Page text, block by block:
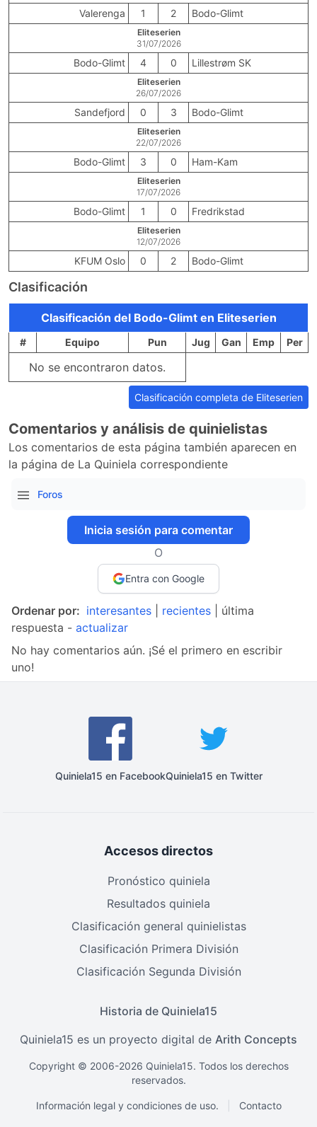
Valerenga 1 2 Bodo-Glimt
Eliteserien
31/07/2026
Bodo-Glimt 4 0 Lillestrøm SK
Eliteserien
26/07/2026
Sandefjord 0 3 Bodo-Glimt
Eliteserien
22/07/2026
Bodo-Glimt 3 0 Ham-Kam
Eliteserien
17/07/2026
Bodo-Glimt 1 0 Fredrikstad
Eliteserien
12/07/2026
KFUM Oslo 0 2 Bodo-Glimt
Clasificación
Clasificación del Bodo-Glimt en Eliteserien
# Equipo Pun Jug Gan Emp Per
No se encontraron datos.
Clasificación completa de Eliteserien
Comentarios y análisis de quinielistas
Los comentarios de esta página también aparecen en
la página de La Quiniela correspondiente
Foros
Inicia sesión para comentar
O
Entra con Google
Ordenar por: interesantes recientes | última
respuesta - actualizar
No hay comentarios aún. ¡Sé el primero en escribir
uno!
Quiniela15 en FacebookQuiniela15 en Twitter
Accesos directos
Pronóstico quiniela
Resultados quiniela
Clasificación general quinielistas
Clasificación Primera División
Clasificación Segunda División
Historia de Quiniela15
Quiniela15 es un proyecto digital de Arith Concepts
Copyright © 2006-2026 Quiniela15. Todos los derechos
reservados.
Información legal y condiciones de uso. Contacto